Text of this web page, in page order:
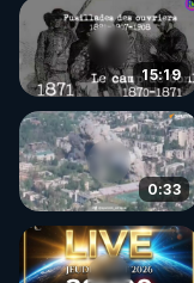
15:19
0:33